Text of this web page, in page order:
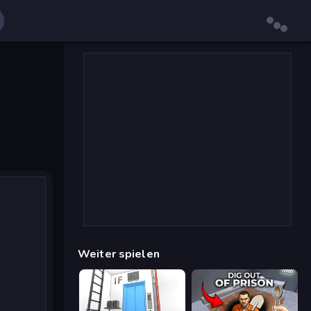
Weiter spielen